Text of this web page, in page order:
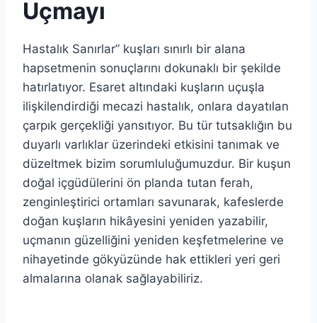
Uçmayı
Hastalık Sanırlar” kuşları sınırlı bir alana
hapsetmenin sonuçlarını dokunaklı bir şekilde
hatırlatıyor. Esaret altındaki kuşların uçuşla
ilişkilendirdiği mecazi hastalık, onlara dayatılan
çarpık gerçekliği yansıtıyor. Bu tür tutsaklığın bu
duyarlı varlıklar üzerindeki etkisini tanımak ve
düzeltmek bizim sorumluluğumuzdur. Bir kuşun
doğal içgüdülerini ön planda tutan ferah,
zenginleştirici ortamları savunarak, kafeslerde
doğan kuşların hikâyesini yeniden yazabilir,
uçmanın güzelliğini yeniden keşfetmelerine ve
nihayetinde gökyüzünde hak ettikleri yeri geri
almalarına olanak sağlayabiliriz.